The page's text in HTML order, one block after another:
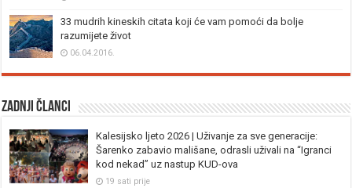
33 mudrih kineskih citata koji će vam pomoći da bolje
razumijete život
06.04.2016.
Zadnji članci
Kalesijsko ljeto 2026 | Uživanje za sve generacije:
Šarenko zabavio mališane, odrasli uživali na “Igranci
kod nekad” uz nastup KUD-ova
19 sati prije